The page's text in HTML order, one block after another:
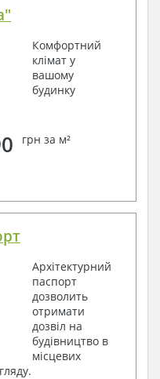
Комфортний
клімат у
вашому
будинку
грн за м²
Архітектурний
паспорт
дозволить
отримати
дозвіл на
будівництво в
місцевих